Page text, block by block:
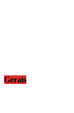
Gerais